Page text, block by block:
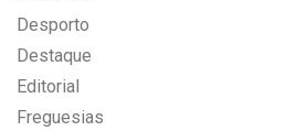
Desporto
Destaque
Editorial
Freguesias